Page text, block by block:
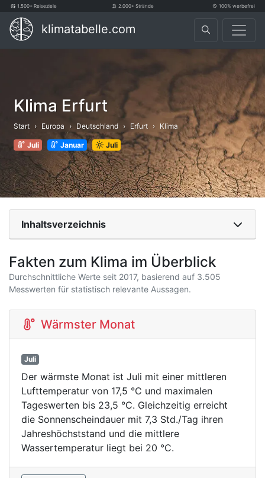
1.500+ Reiseziele 2.000+ Strände 100% werbefrei
klimatabelle.com
Klima Erfurt
Start Europa Deutschland Erfurt Klima
Juli Januar Juli
Inhaltsverzeichnis
Fakten zum Klima im Überblick
Durchschnittliche Werte seit 2017, basierend auf 3.505
Messwerten für statistisch relevante Aussagen.
Wärmster Monat
Juli
Der wärmste Monat ist Juli mit einer mittleren
Lufttemperatur von 17,5 °C und maximalen
Tageswerten bis 23,5 °C. Gleichzeitig erreicht
die Sonnenscheindauer mit 7,3 Std./Tag ihren
Jahreshöchststand und die mittlere
Wassertemperatur liegt bei 20 °C.